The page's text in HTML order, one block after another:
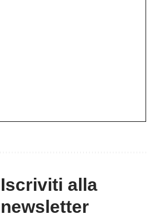
Iscriviti alla
newsletter